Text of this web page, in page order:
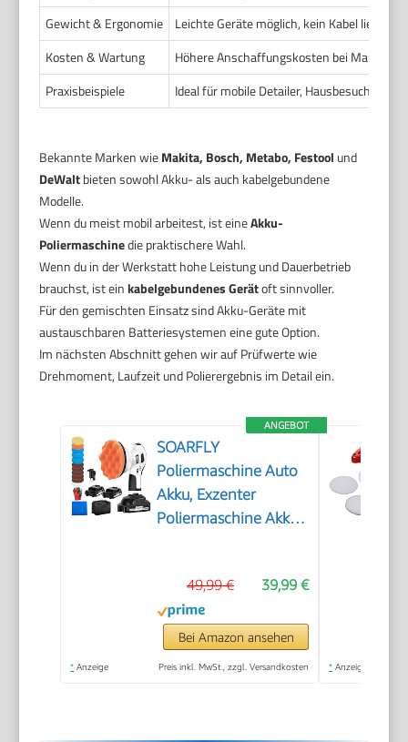
Gewicht & Ergonomie
Leichte Geräte möglich, kein Kabel liegt im
Kosten & Wartung
Höhere Anschaffungskosten bei Marken-
Praxisbeispiele
Ideal für mobile Detailer, Hausbesuche und
Bekannte Marken wieMakita, Bosch, Metabo, Festool und
DeWaltbieten sowohl Akku- als auch kabelgebundene
Modelle.
Wenn du meist mobil arbeitest, ist eineAkku-
Poliermaschinedie praktischere Wahl.
Wenn du in der Werkstatt hohe Leistung und Dauerbetrieb
brauchst, ist einkabelgebundenes Gerätoft sinnvoller.
Für den gemischten Einsatz sind Akku-Geräte mit
austauschbaren Batteriesystemen eine gute Option.
Im nächsten Abschnitt gehen wir auf Prüfwerte wie
Drehmoment, Laufzeit und Polierergebnis im Detail ein.
ANGEBOT
SOARFLY
Poliermaschine Auto
Akku, Exzenter
Poliermaschine Akku
Geschwindigkeiten,
3200–6600 U/min,
für die Autodetailing,
Scheinwerfer
39,99 €
49,99 €
Bei Amazon ansehen
* Anzeige Preis inkl. MwSt., zzgl. Versandkosten * Anzeige